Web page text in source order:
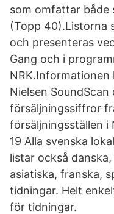
som omfattar både
(Topp 40).Listorna
och presenteras
Gang och i
NRK.Informationen
Nielsen SoundScan
försäljningssiffror
försäljningsställen i
19 Alla svenska
listar också
asiatiska, franska,
tidningar. Helt
för tidningar.